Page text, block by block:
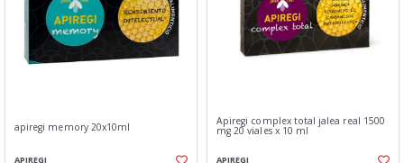
apiregi memory 20x10ml
APIREGI
Apiregi complex total jalea real 1500
mg 20 viales x 10 ml
APIREGI